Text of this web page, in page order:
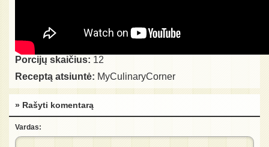
Porcijų skaičius: 12
Receptą atsiuntė: MyCulinaryCorner
» Rašyti komentarą
Vardas: